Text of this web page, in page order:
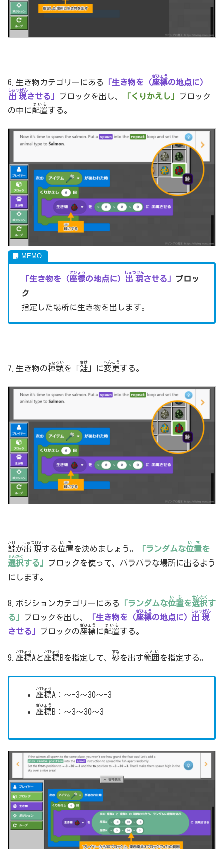
6.生き物カテゴリーにある 「生き物を（座標
ざひょう
の地点に）
出現
しゅつげん
させる」 ブロックを出し、 「くりかえし」
ブロック
の中に配置
はいち
する。
「生き物を（座標
ざひょう
の地点に） 出現
しゅつげん
させる」
ブロッ
ク
指定した場所に生き物を出します。
7.生き物の種類
しゅるい
を「鮭
さけ
」に変更
へんこう
する。
鮭
さけ
が出現
しゅつげん
する位置
いち
を決めましょう。 「ランダムな位置
いち
を
選択
せんたく
する」
ブロックを使って、バラバラな場所に出るよう
にします。
8.ポジションカテゴリーにある 「ランダムな位置
いち
を選択
せんたく
す
る」
ブロックを出し、 「生き物を（座標
ざひょう
の地点に） 出現
しゅつげん
させる」 ブロックの座標
ざひょう
に配置
はいち
する。
9. 座標
ざひょう
Aと座標
ざひょう
Bを指定して、 砂
すな
を出す範囲
はんい
を指定する。
座標
ざひょう
A：～-3～30～-3
座標
ざひょう
B：～3～30～3